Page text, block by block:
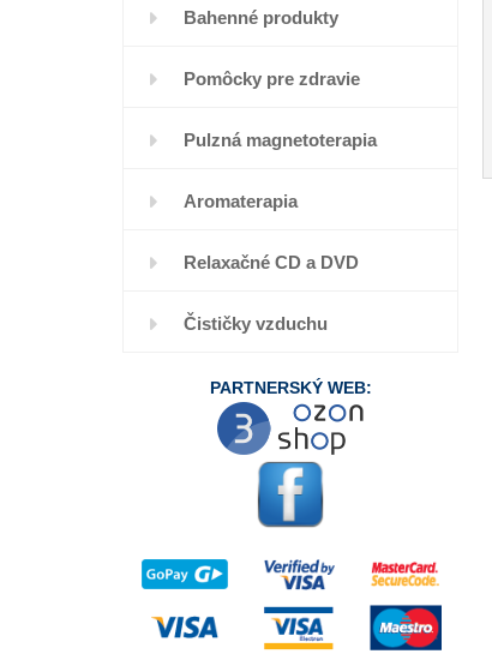
Bahenné produkty
Pomôcky pre zdravie
Pulzná magnetoterapia
Aromaterapia
Relaxačné CD a DVD
Čističky vzduchu
PARTNERSKÝ WEB: